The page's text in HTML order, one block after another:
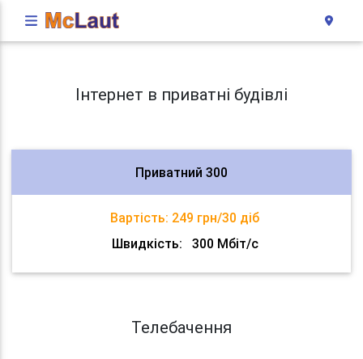
Інтернет в приватні будівлі
Приватний 300
Вартість: 249 грн/30 діб
Швидкість:
300 Мбіт/с
Телебачення